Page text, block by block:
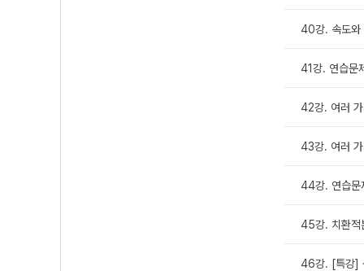
40강. 속도와
41강. 연습문
42강. 여러
43강. 여러
44강. 연습문
45강. 치환적
46강. [특강]